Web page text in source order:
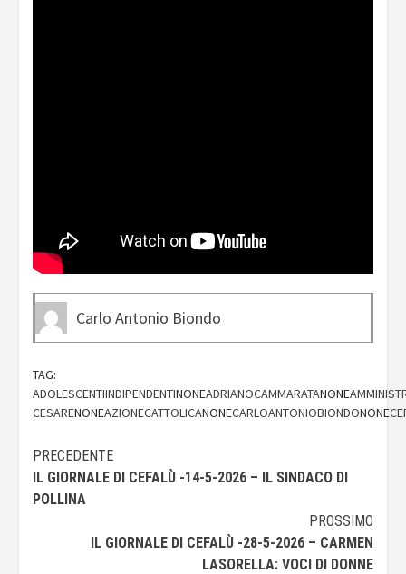
Carlo Antonio Biondo
TAG:
ADOLESCENTIINDIPENDENTINONEADRIANOCAMMARATANONE
CESARENONEAZIONECATTOLICANONECARLOANTONIOBIONDONONE
Navigazione
articolo
PRECEDENTE
IL GIORNALE DI CEFALÙ -14-5-2026 – IL SINDACO DI
POLLINA
PROSSIMO
IL GIORNALE DI CEFALÙ -28-5-2026 – CARMEN
LASORELLA: VOCI DI DONNE